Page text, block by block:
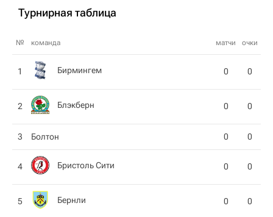
Турнирная таблица
№ команда матчи очки
1 Бирмингем 0 0
2 Блэкберн 0 0
3 Болтон 0 0
4 Бристоль Сити 0 0
5 Бернли 0 0